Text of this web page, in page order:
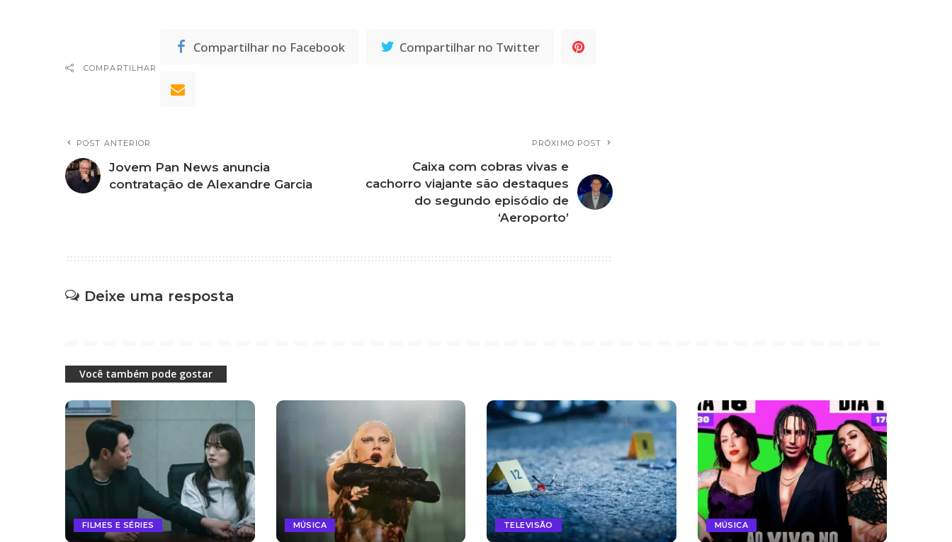
COMPARTILHAR
Compartilhar no Facebook Compartilhar no Twitter
POST ANTERIOR
Jovem Pan News anuncia
contratação de Alexandre Garcia
PRÓXIMO POST
Caixa com cobras vivas e
cachorro viajante são destaques
do segundo episódio de
‘Aeroporto’
Deixe uma resposta
Você também pode gostar
FILMES E SÉRIES MÚSICA TELEVISÃO MÚSICA